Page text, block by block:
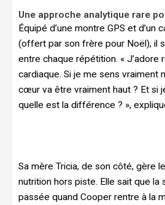
Une approche analytique rare
Équipé d’une montre GPS et
(offert par son frère pour Noël), il
entre chaque répétition. « J’adore
cardiaque. Si je me sens vraiment
cœur va être vraiment haut ? Et si
quelle est la différence ? »,
Sa mère Tricia, de son côté, gère
nutrition hors piste. Elle sait que la
passée quand Cooper rentre à la